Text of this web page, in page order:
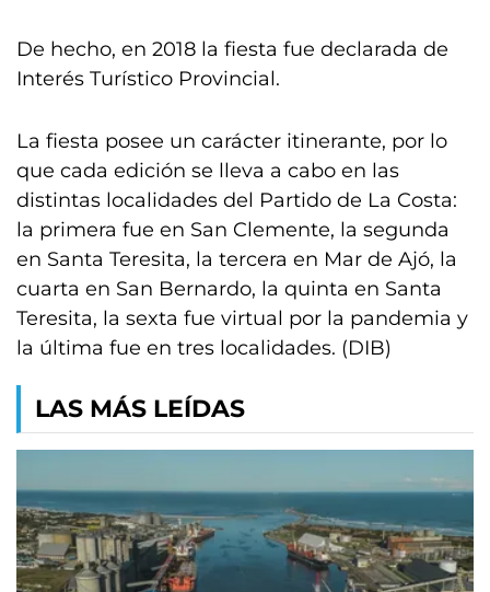
De hecho, en 2018 la fiesta fue declarada de
Interés Turístico Provincial.
La fiesta posee un carácter itinerante, por lo
que cada edición se lleva a cabo en las
distintas localidades del Partido de La Costa:
la primera fue en San Clemente, la segunda
en Santa Teresita, la tercera en Mar de Ajó, la
cuarta en San Bernardo, la quinta en Santa
Teresita, la sexta fue virtual por la pandemia y
la última fue en tres localidades. (DIB)
LAS MÁS LEÍDAS